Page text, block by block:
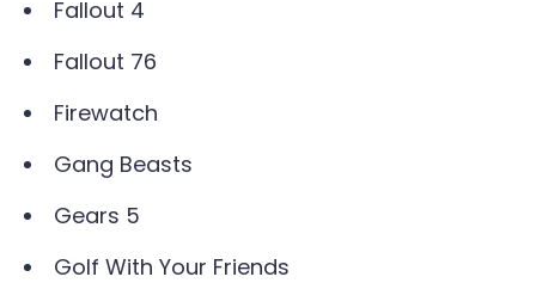
Fallout 4
Fallout 76
Firewatch
Gang Beasts
Gears 5
Golf With Your Friends